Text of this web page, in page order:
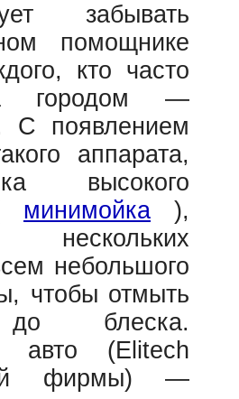
забывать
помощнике
кто часто
городом —
С появлением
аппарата,
высокого
минимойка ),
нескольких
небольшого
чтобы отмыть
блеска.
авто (Elitech
фирмы) —